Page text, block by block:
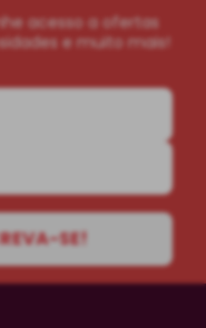
acesso a ofertas
e muito mais!
SE!